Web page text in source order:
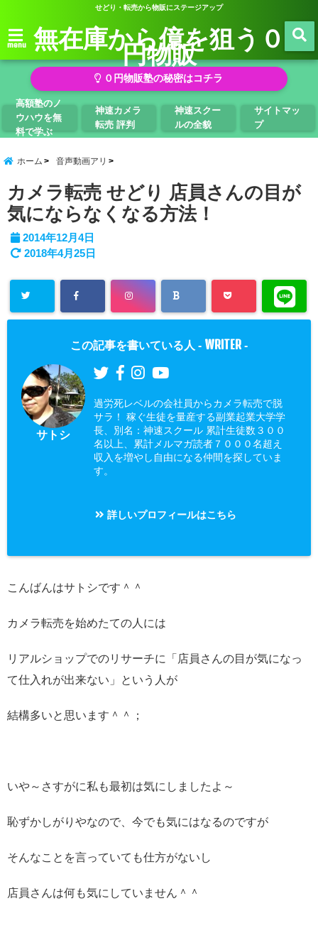
せどり・転売から物販にステージアップ
menu 無在庫から億を狙う０
円物販
０円物販塾の秘密はコチラ
高額塾のノ
ウハウを無
料で学ぶ
神速カメラ
転売 評判
神速スクー
ルの全貌
サイトマッ
プ
ホーム 音声動画アリ
カメラ転売 せどり 店員さんの目が
気にならなくなる方法！
2014年12月4日
2018年4月25日
この記事を書いている人 - WRITER -
サトシ
過労死レベルの会社員からカメラ転売で脱
サラ！ 稼ぐ生徒を量産する副業起業大学学
長、別名：神速スクール 累計生徒数３００
名以上、累計メルマガ読者７０００名超え
収入を増やし自由になる仲間を探していま
す。
詳しいプロフィールはこちら
こんばんはサトシです＾＾
カメラ転売を始めたての人には
リアルショップでのリサーチに「店員さんの目が気になっ
て仕入れが出来ない」という人が
結構多いと思います＾＾；
いや～さすがに私も最初は気にしましたよ～
恥ずかしがりやなので、今でも気にはなるのですが
そんなことを言っていても仕方がないし
店員さんは何も気にしていません＾＾